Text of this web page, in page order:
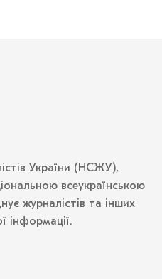
України (НСЖУ),
всеукраїнською
журналістів та інших
інформації.